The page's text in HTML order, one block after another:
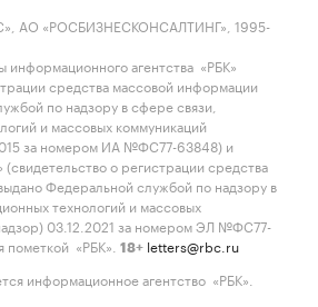
АО «РОСБИЗНЕСКОНСАЛТИНГ», 1995-
агентства «РБК»
средства массовой информации
по надзору в сфере связи,
и массовых коммуникаций
за номером ИА №ФС77-63848) и
(свидетельство о регистрации средства
Федеральной службой по надзору в
технологий и массовых
03.12.2021 за номером ЭЛ №ФС77-
«РБК».
18+ letters@rbc.ru
информационное агентство «РБК».